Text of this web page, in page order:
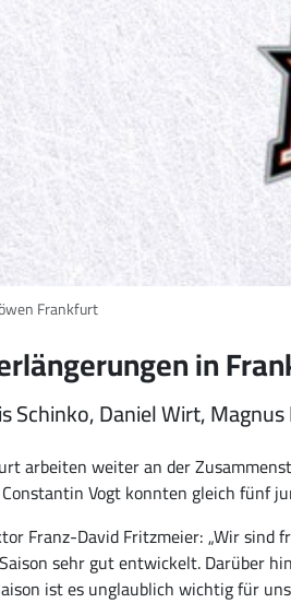
Frankfurt
in
Schinko, Daniel Wirt,
arbeiten weiter an der
Vogt konnten gleich fünf
Franz-David Fritzmeier: „Wir sind
sehr gut entwickelt. Darüber
ist es unglaublich wichtig für